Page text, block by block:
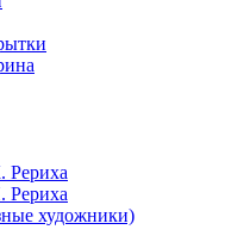
Рериха
Рериха
художники)